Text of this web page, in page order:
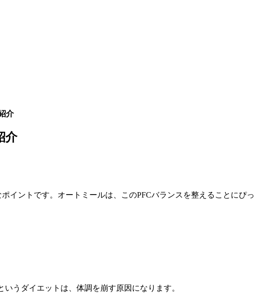
介
介
イントです。オートミールは、このPFCバランスを整えることにぴっ
うダイエットは、体調を崩す原因になります。